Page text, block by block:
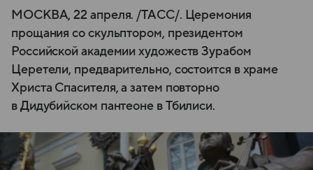
МОСКВА, 22 апреля. /ТАСС/. Церемония
прощания со скульптором, президентом
Российской академии художеств Зурабом
Церетели, предварительно, состоится в храме
Христа Спасителя, а затем повторно
в Дидубийском пантеоне в Тбилиси.